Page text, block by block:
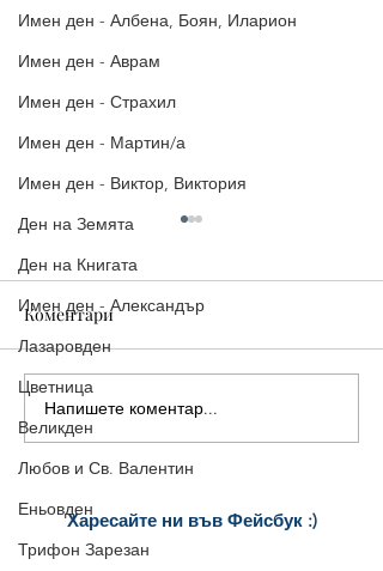
Имен ден - Албена, Боян, Иларион
Имен ден - Аврам
Имен ден - Страхил
Имен ден - Мартин/а
Имен ден - Виктор, Виктория
Ден на Земята
Ден на Книгата
Имен ден - Александър
Лазаровден
Цветница
Великден
Любов и Св. Валентин
Еньовден
Трифон Зарезан
Мъдри Мисли | за
Живота | Мерилин
Монро
Коментари
Напишете коментар...
Харесайте ни във Фейсбук :)
за още много